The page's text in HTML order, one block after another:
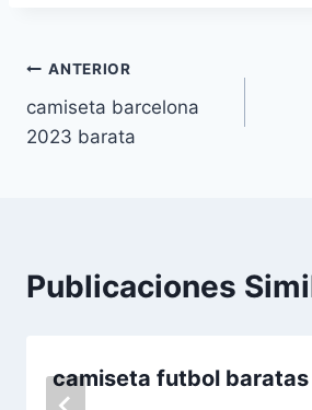
Navegación
de
ANTERIOR
camiseta barcelona
2023 barata
Publicaciones
camiseta futbol baratas